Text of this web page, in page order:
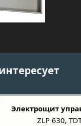
Электрощит
ZLP 630,